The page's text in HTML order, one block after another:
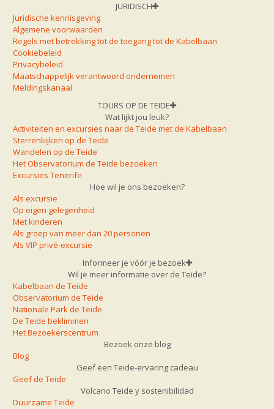
JURIDISCH
Juridische kennisgeving
Algemene voorwaarden
Regels met betrekking tot de toegang tot de Kabelbaan
Cookiebeleid
Privacybeleid
Maatschappelijk verantwoord ondernemen
Meldingskanaal
TOURS OP DE TEIDE
Wat lijkt jou leuk?
Activiteiten en excursies naar de Teide met de Kabelbaan
Sterrenkijken op de Teide
Wandelen op de Teide
Het Observatorium de Teide bezoeken
Excursies Tenerife
Hoe wil je ons bezoeken?
Als excursie
Op eigen gelegenheid
Met kinderen
Als groep van meer dan 20 personen
Als VIP privé-excursie
Informeer je vóór je bezoek
Wil je meer informatie over de Teide?
Kabelbaan de Teide
Observatorium de Teide
Nationale Park de Teide
De Teide beklimmen
Het Bezoekerscentrum
Bezoek onze blog
Blog
Geef een Teide-ervaring cadeau
Geef de Teide
Volcano Teide y sostenibilidad
Duurzame Teide